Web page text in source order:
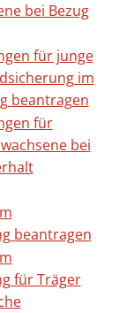
bei Bezug
für junge
im
beantragen
für
bei
beantragen
für Träger